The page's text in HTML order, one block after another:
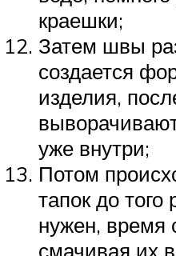
краешки;
Затем швы
создается
изделия,
уже внутри;
Потом
тапок до того
нужен, время
смачивая их